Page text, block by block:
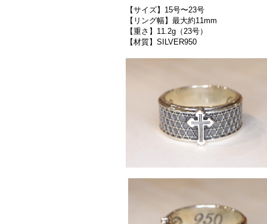
【サイズ】15号〜23号
【リング幅】最大約11mm
【重さ】11.2g（23号）
【材質】SILVER950